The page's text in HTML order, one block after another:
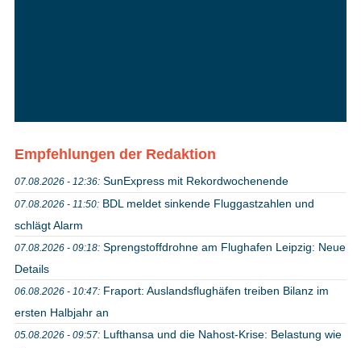
Empfehlungen der Redaktion
07.08.2026 - 12:36: SunExpress mit Rekordwochenende
07.08.2026 - 11:50: BDL meldet sinkende Fluggastzahlen und
schlägt Alarm
07.08.2026 - 09:18: Sprengstoffdrohne am Flughafen Leipzig: Neue
Details
06.08.2026 - 10:47: Fraport: Auslandsflughäfen treiben Bilanz im
ersten Halbjahr an
05.08.2026 - 09:57: Lufthansa und die Nahost-Krise: Belastung wie